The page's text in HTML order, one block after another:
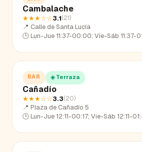
Cambalache
★★★☆☆3.1(21)
📍 Calle de Santa Lucía
🕒 Lun-Jue 11:37-00:00; Vie-Sáb 11:37-
BAR ☀️ Terraza
Cañadío
★★★☆☆3.3(20)
📍 Plaza de Cañadío 5
🕒 Lun-Jue 12:11-00:17; Vie-Sáb 12:11-